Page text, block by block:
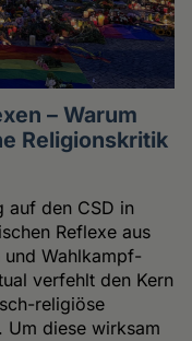
– Warum
Religionskritik
auf den CSD in
Reflexe aus
und Wahlkampf-
verfehlt den Kern
religiöse
Um diese wirksam